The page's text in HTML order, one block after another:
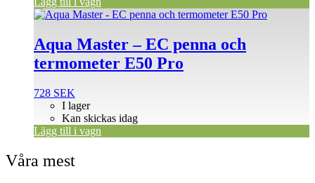
Aqua Master – EC penna och
termometer E50 Pro
728 SEK
I lager
Kan skickas idag
Lägg till i vagn
Våra mest